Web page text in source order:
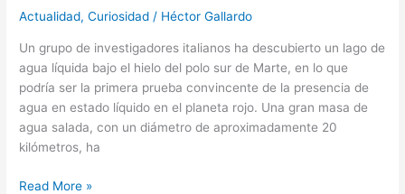
Actualidad,Curiosidad / Héctor Gallardo
Un grupo de investigadores italianos ha descubierto un lago de
agua líquida bajo el hielo del polo sur de Marte, en lo que
podría ser la primera prueba convincente de la presencia de
agua en estado líquido en el planeta rojo. Una gran masa de
agua salada, con un diámetro de aproximadamente 20
kilómetros, ha
Read More »